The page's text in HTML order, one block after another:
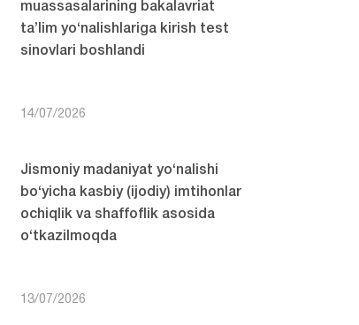
muassasalarining bakalavriat
ta’lim yo‘nalishlariga kirish test
sinovlari boshlandi
14/07/2026
Jismoniy madaniyat yo‘nalishi
bo‘yicha kasbiy (ijodiy) imtihonlar
ochiqlik va shaffoflik asosida
o‘tkazilmoqda
13/07/2026